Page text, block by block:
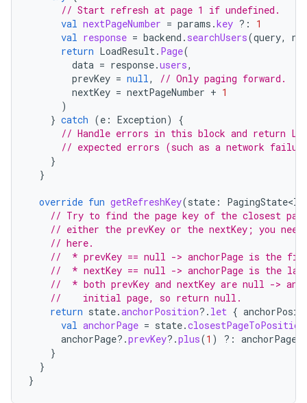
// Start refresh at page 1 if undefined.
val nextPageNumber = params .key ?:
1
val response = backend . searchUsers(query,
return LoadResult. Page(
data = response.users,
prevKey = null,
// Only paging forward.
nextKey = nextPageNumber + 1
)
} catch (e : Exception)
{
// Handle errors in this block and return
// expected errors (such as a network
}
}
override fun getRefreshKey(state :
// Try to find the page key of the closest
// either the prevKey or the nextKey; you
// here.
//  * prevKey == null -> anchorPage is the
//  * nextKey == null -> anchorPage is the
//  * both prevKey and nextKey are null ->
//    initial page, so return null.
return state.anchorPosition?. let {
val anchorPage = state.closestPageToPosition
anchorPage?.prevKey?.plus(1 ) ?: anchorPage
}
}
}